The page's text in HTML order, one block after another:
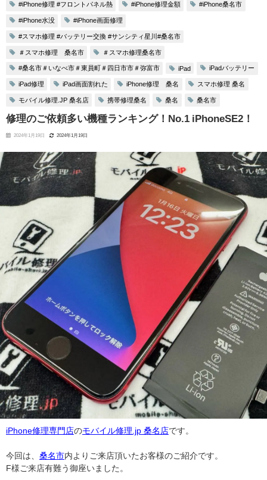
#iPhone修理 #フロントパネル熱 #iPhone修理金額 #iPhone桑名市
#iPhone水没 #iPhone画面修理
#スマホ修理 #バッテリー交換 #サンシティ星川#桑名市
＃スマホ修理 桑名市 ＃スマホ修理桑名市
#桑名市＃いなべ市＃東員町＃四日市市＃弥富市 iPad iPadバッテリー
iPad修理 iPad画面割れた iPhone修理 桑名 スマホ修理 桑名
モバイル修理.JP 桑名店 携帯修理桑名 桑名 桑名市
修理のご依頼多い機種ランキング！No.1 iPhoneSE2！
2024年1月19日 2024年1月19日
iPhone修理専門店のモバイル修理.jp 桑名店です。
今回は、 桑名市内よりご来店頂いたお客様のご紹介です。
F様ご来店有難う御座いました。